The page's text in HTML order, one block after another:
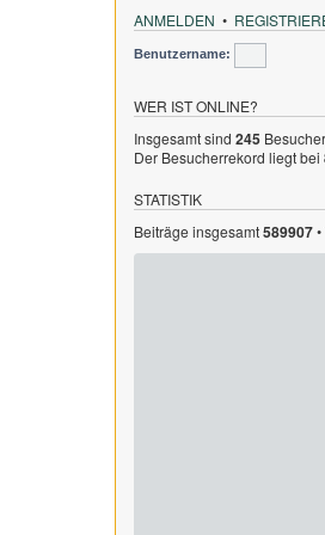
ANMELDEN •
Benutzername:
WER IST ONLINE?
Insgesamt sind 245
Der Besucherrekord liegt bei
STATISTIK
Beiträge insgesamt589907